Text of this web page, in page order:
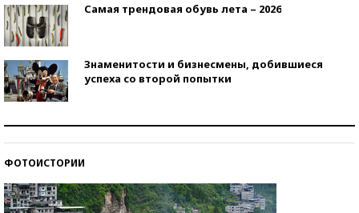
Самая трендовая обувь лета – 2026
Знаменитости и бизнесмены, добившиеся
успеха со второй попытки
ФОТОИСТОРИИ